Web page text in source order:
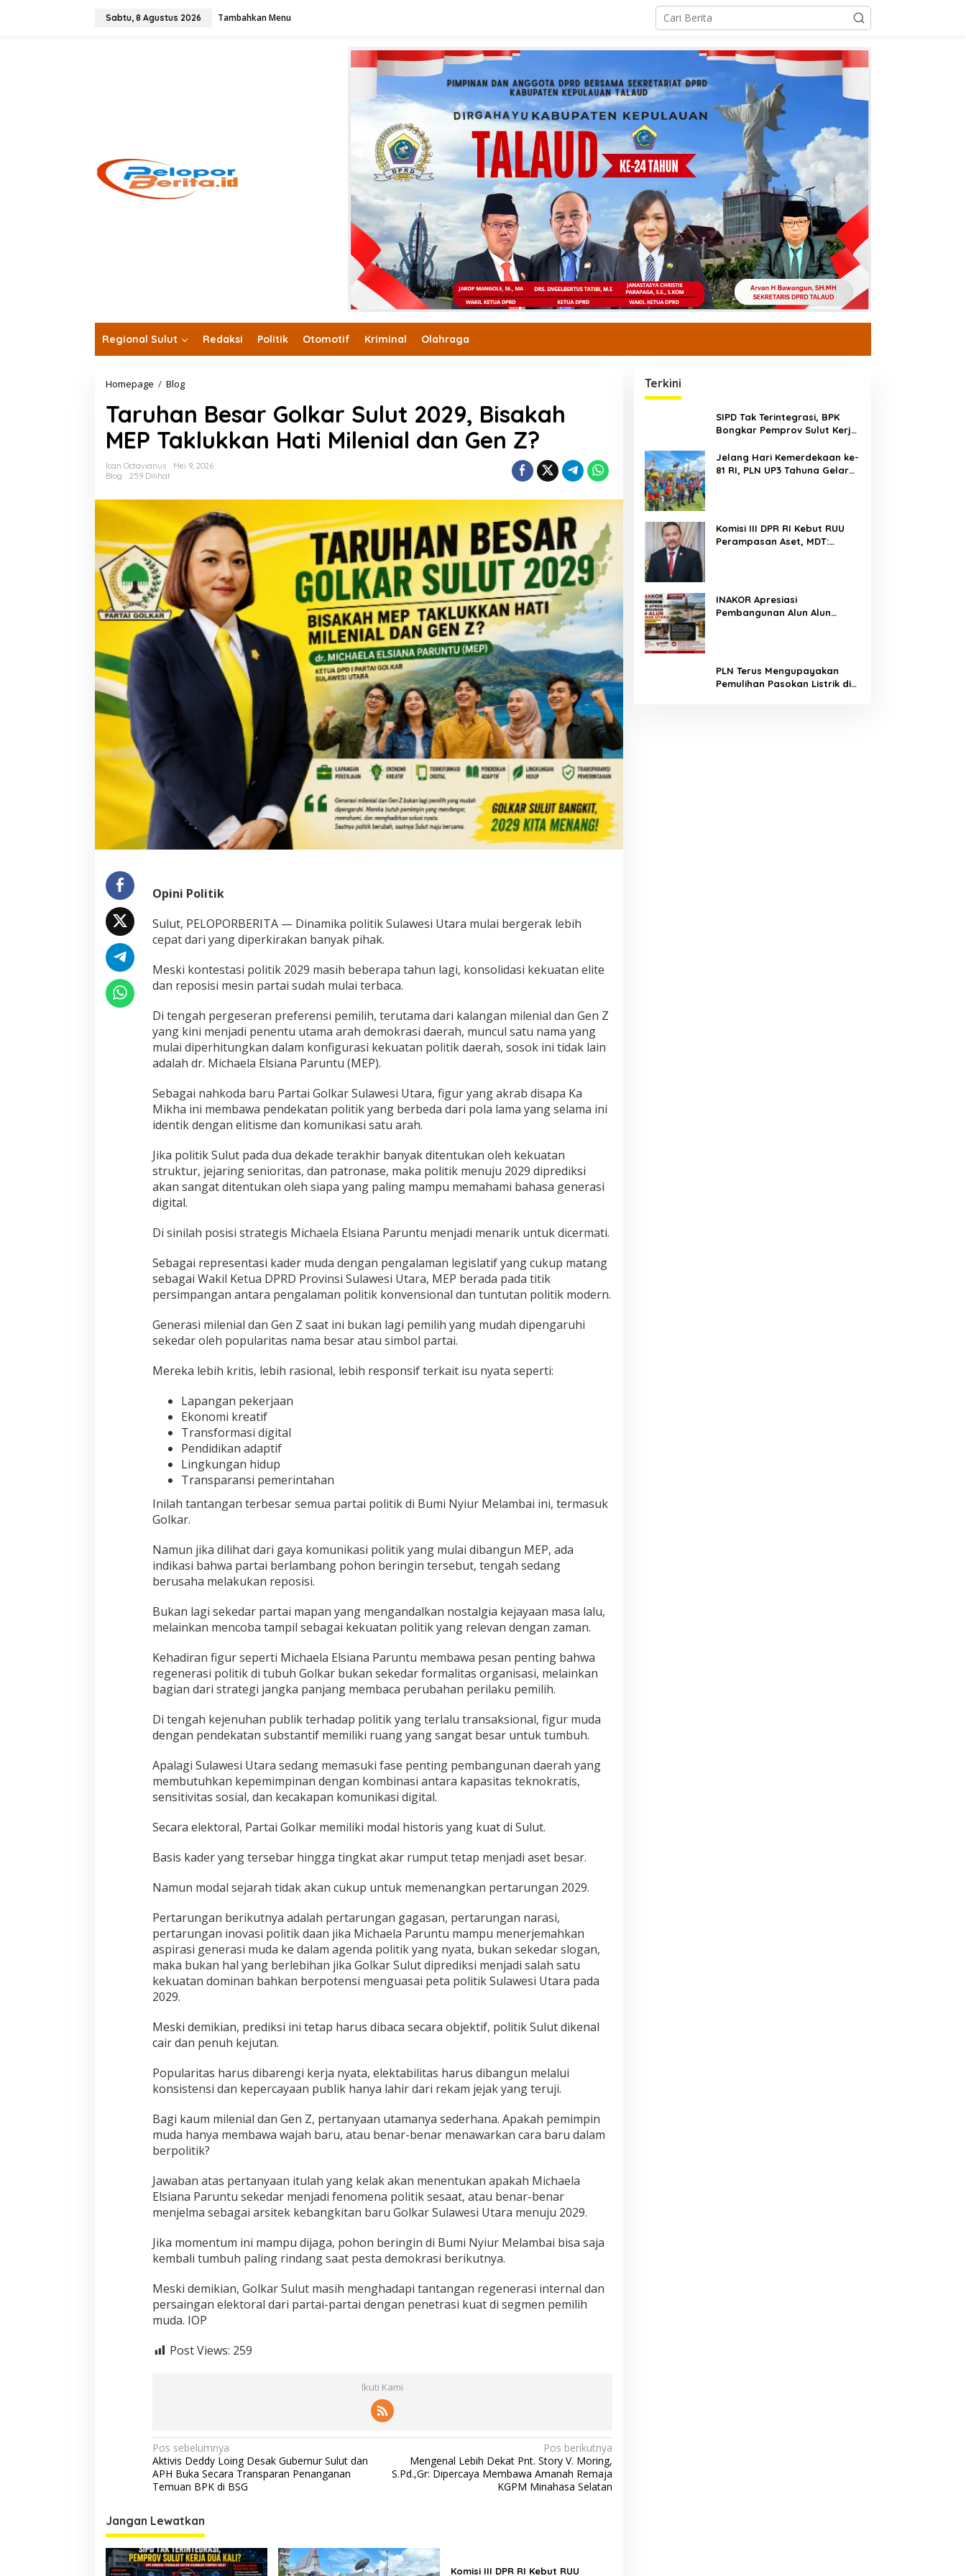
Sabtu, 8 Agustus 2026 Tambahkan Menu
Regional Sulut Redaksi Politik Otomotif Kriminal Olahraga
Homepage / BlogTaruhan
Golkar
Sulut
2029,
Bisakah
MEP
Taklukkan
Milenial
dan
Gen
Z?
Taruhan Besar Golkar Sulut 2029, Bisakah
MEP Taklukkan Hati Milenial dan Gen Z?
Ican Octavianus
Mei 9, 2026
Blog
259 Dilihat
Opini Politik
Sulut, PELOPORBERITA — Dinamika politik Sulawesi Utara mulai bergerak lebih
cepat dari yang diperkirakan banyak pihak.
Meski kontestasi politik 2029 masih beberapa tahun lagi, konsolidasi kekuatan elite
dan reposisi mesin partai sudah mulai terbaca.
Di tengah pergeseran preferensi pemilih, terutama dari kalangan milenial dan Gen Z
yang kini menjadi penentu utama arah demokrasi daerah, muncul satu nama yang
mulai diperhitungkan dalam konfigurasi kekuatan politik daerah, sosok ini tidak lain
adalah dr. Michaela Elsiana Paruntu (MEP).
Sebagai nahkoda baru Partai Golkar Sulawesi Utara, figur yang akrab disapa Ka
Mikha ini membawa pendekatan politik yang berbeda dari pola lama yang selama ini
identik dengan elitisme dan komunikasi satu arah.
Jika politik Sulut pada dua dekade terakhir banyak ditentukan oleh kekuatan
struktur, jejaring senioritas, dan patronase, maka politik menuju 2029 diprediksi
akan sangat ditentukan oleh siapa yang paling mampu memahami bahasa generasi
digital.
Di sinilah posisi strategis Michaela Elsiana Paruntu menjadi menarik untuk dicermati.
Sebagai representasi kader muda dengan pengalaman legislatif yang cukup matang
sebagai Wakil Ketua DPRD Provinsi Sulawesi Utara, MEP berada pada titik
persimpangan antara pengalaman politik konvensional dan tuntutan politik modern.
Generasi milenial dan Gen Z saat ini bukan lagi pemilih yang mudah dipengaruhi
sekedar oleh popularitas nama besar atau simbol partai.
Mereka lebih kritis, lebih rasional, lebih responsif terkait isu nyata seperti:
Lapangan pekerjaan
Ekonomi kreatif
Transformasi digital
Pendidikan adaptif
Lingkungan hidup
Transparansi pemerintahan
Inilah tantangan terbesar semua partai politik di Bumi Nyiur Melambai ini, termasuk
Golkar.
Namun jika dilihat dari gaya komunikasi politik yang mulai dibangun MEP, ada
indikasi bahwa partai berlambang pohon beringin tersebut, tengah sedang
berusaha melakukan reposisi.
Bukan lagi sekedar partai mapan yang mengandalkan nostalgia kejayaan masa lalu,
melainkan mencoba tampil sebagai kekuatan politik yang relevan dengan zaman.
Kehadiran figur seperti Michaela Elsiana Paruntu membawa pesan penting bahwa
regenerasi politik di tubuh Golkar bukan sekedar formalitas organisasi, melainkan
bagian dari strategi jangka panjang membaca perubahan perilaku pemilih.
Di tengah kejenuhan publik terhadap politik yang terlalu transaksional, figur muda
dengan pendekatan substantif memiliki ruang yang sangat besar untuk tumbuh.
Apalagi Sulawesi Utara sedang memasuki fase penting pembangunan daerah yang
membutuhkan kepemimpinan dengan kombinasi antara kapasitas teknokratis,
sensitivitas sosial, dan kecakapan komunikasi digital.
Secara elektoral, Partai Golkar memiliki modal historis yang kuat di Sulut.
Basis kader yang tersebar hingga tingkat akar rumput tetap menjadi aset besar.
Namun modal sejarah tidak akan cukup untuk memenangkan pertarungan 2029.
Pertarungan berikutnya adalah pertarungan gagasan, pertarungan narasi,
pertarungan inovasi politik daan jika Michaela Paruntu mampu menerjemahkan
aspirasi generasi muda ke dalam agenda politik yang nyata, bukan sekedar slogan,
maka bukan hal yang berlebihan jika Golkar Sulut diprediksi menjadi salah satu
kekuatan dominan bahkan berpotensi menguasai peta politik Sulawesi Utara pada
2029.
Meski demikian, prediksi ini tetap harus dibaca secara objektif, politik Sulut dikenal
cair dan penuh kejutan.
Popularitas harus dibarengi kerja nyata, elektabilitas harus dibangun melalui
konsistensi dan kepercayaan publik hanya lahir dari rekam jejak yang teruji.
Bagi kaum milenial dan Gen Z, pertanyaan utamanya sederhana. Apakah pemimpin
muda hanya membawa wajah baru, atau benar-benar menawarkan cara baru dalam
berpolitik?
Jawaban atas pertanyaan itulah yang kelak akan menentukan apakah Michaela
Elsiana Paruntu sekedar menjadi fenomena politik sesaat, atau benar-benar
menjelma sebagai arsitek kebangkitan baru Golkar Sulawesi Utara menuju 2029.
Jika momentum ini mampu dijaga, pohon beringin di Bumi Nyiur Melambai bisa saja
kembali tumbuh paling rindang saat pesta demokrasi berikutnya.
Meski demikian, Golkar Sulut masih menghadapi tantangan regenerasi internal dan
persaingan elektoral dari partai-partai dengan penetrasi kuat di segmen pemilih
muda. IOP
Post Views: 259
Ikuti Kami
Navigasi
pos
Pos sebelumnya
Aktivis Deddy Loing Desak Gubernur Sulut dan
APH Buka Secara Transparan Penanganan
Temuan BPK di BSG
Pos berikutnya
Mengenal Lebih Dekat Pnt. Story V. Moring,
S.Pd.,Gr: Dipercaya Membawa Amanah Remaja
KGPM Minahasa Selatan
Jangan Lewatkan
Komisi III DPR RI Kebut RUU
Terkini
SIPD Tak Terintegrasi, BPK
Bongkar Pemprov Sulut Kerja
Jelang Hari Kemerdekaan ke-
81 RI, PLN UP3 Tahuna Gelar
Komisi III DPR RI Kebut RUU
Perampasan Aset, MDT:
INAKOR Apresiasi
Pembangunan Alun Alun
PLN Terus Mengupayakan
Pemulihan Pasokan Listrik di